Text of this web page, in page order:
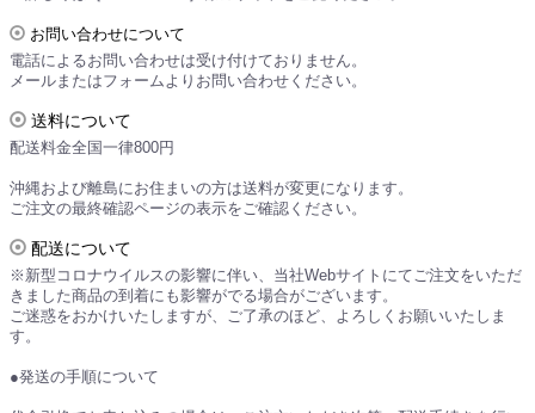
お問い合わせについて
電話によるお問い合わせは受け付けておりません。
メールまたはフォームよりお問い合わせください。
送料について
配送料金全国一律800円
沖縄および離島にお住まいの方は送料が変更になります。
ご注文の最終確認ページの表示をご確認ください。
配送について
※新型コロナウイルスの影響に伴い、当社Webサイトにてご注文をいただ
きました商品の到着にも影響がでる場合がございます。
ご迷惑をおかけいたしますが、ご了承のほど、よろしくお願いいたしま
す。
●発送の手順について